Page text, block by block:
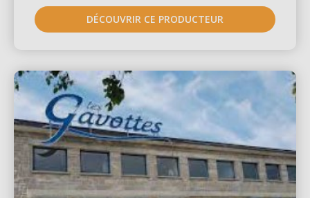
DÉCOUVRIR CE PRODUCTEUR